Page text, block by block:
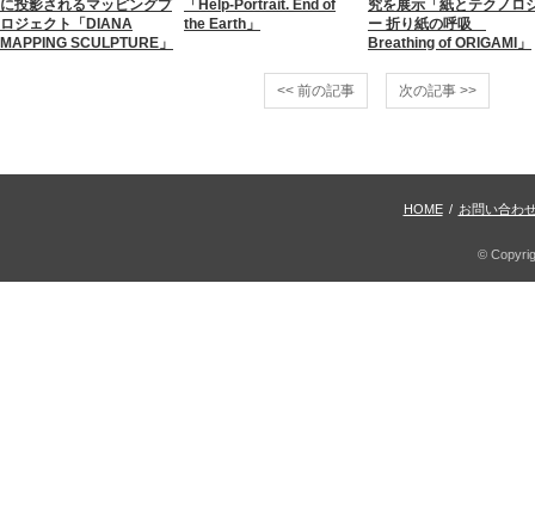
に投影されるマッピングプ
ロジェクト「DIANA
MAPPING SCULPTURE」
「Help-Portrait. End of
the Earth」
究を展示「紙とテクノロ
ー 折り紙の呼吸
Breathing of ORIGAMI」
<< 前の記事 次の記事 >>
HOME / お問い合わ
©